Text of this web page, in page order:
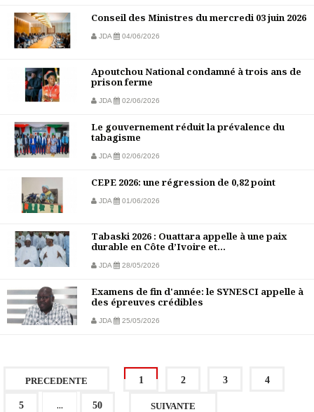
Conseil des Ministres du mercredi 03 juin 2026
JDA 04/06/2026
Apoutchou National condamné à trois ans de
prison ferme
JDA 02/06/2026
Le gouvernement réduit la prévalence du
tabagisme
JDA 02/06/2026
CEPE 2026: une régression de 0,82 point
JDA 01/06/2026
Tabaski 2026 : Ouattara appelle à une paix
durable en Côte d’Ivoire et...
JDA 28/05/2026
Examens de fin d'année: le SYNESCI appelle à
des épreuves crédibles
JDA 25/05/2026
PRECEDENTE 1 2 3 4
5 ... 50 SUIVANTE